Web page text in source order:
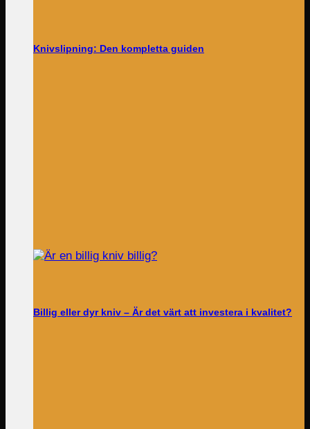
Knivslipning: Den kompletta guiden
Billig eller dyr kniv – Är det värt att investera i kvalitet?